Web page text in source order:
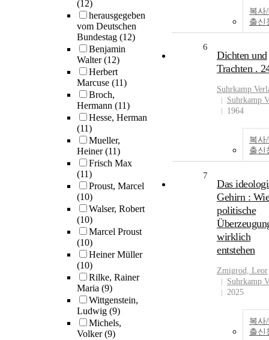
(12)
herausgegeben
vom Deutschen
Bundestag (12)
Benjamin
Walter(12)
Herbert
Marcuse (11)
Broch,
Hermann (11)
Hesse, Herman
(11)
Mueller,
Heiner(11)
Frisch Max
(11)
Proust, Marcel
(10)
Walser, Robert
(10)
Marcel Proust
(10)
Heiner Müller
(10)
Rilke, Rainer
Maria (9)
Wittgenstein,
Ludwig (9)
Michels,
Volker(9)
복사
출신
6
Dichten und
Trachten .
Suhrkamp
Suhrkamp
1964
복사
출신
7
Das
Gehirn : Wie
politische
wirklich
entstehen
Zmigrod, Leor
Suhrkamp
2025
복사
출신